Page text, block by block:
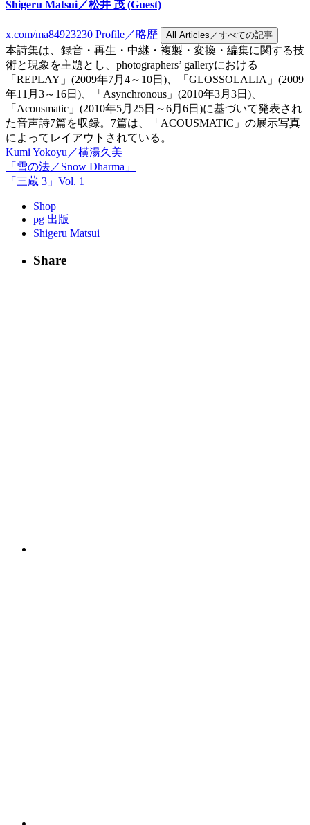
Shigeru Matsui／松井 茂 (Guest)
x.com/ma84923230 Profile／略歴 All Articles／すべての記事
本詩集は、録音・再生・中継・複製・変換・編集に関する技
術と現象を主題とし、photographers’ galleryにおける
「REPLAY」(2009年7月4～10日)、「GLOSSOLALIA」(2009
年11月3～16日)、「Asynchronous」(2010年3月3日)、
「Acousmatic」(2010年5月25日～6月6日)に基づいて発表され
た音声詩7篇を収録。7篇は、「ACOUSMATIC」の展示写真
によってレイアウトされている。
Kumi Yokoyu／横湯久美
「雪の法／Snow Dharma」
「三蔵 3」Vol. 1
Shop
pg 出版
Shigeru Matsui
Share